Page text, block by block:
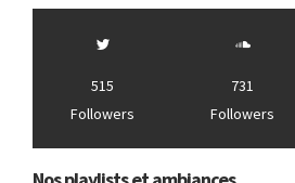
515
Followers
731
Followers